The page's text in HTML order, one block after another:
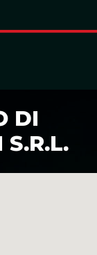
DI
S.R.L.